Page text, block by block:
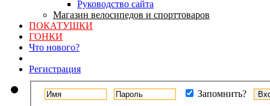
Руководство сайта
Магазин велосипедов и спорттоваров
ПОКАТУШКИ
ГОНКИ
Что нового?
Регистрация
Запомнить?